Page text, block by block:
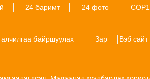
24 баримт 24 фото
байршуулах Зар Вэб сайт